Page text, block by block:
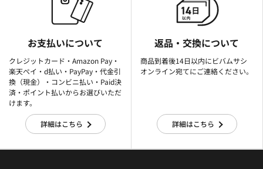
お支払いについて
クレジットカード・Amazon Pay・
楽天ぺイ・d払い・PayPay・代金引
換（現金）・コンビニ払い・Paid決
済・ポイント払いからお選びいただ
けます。
詳細はこちら
返品・交換について
商品到着後14日以内にビバムサシ
オンライン宛てにご連絡ください。
詳細はこちら